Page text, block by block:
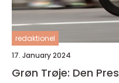
redaktionel
17. January 2024
Grøn Trøje: Den